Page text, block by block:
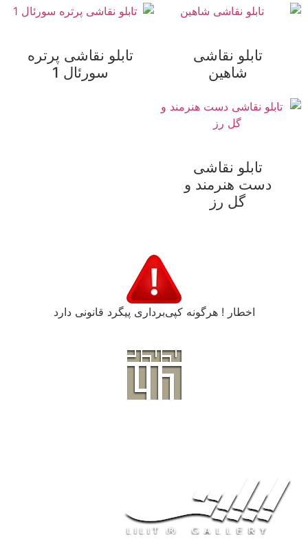
تابلو نقاشی
شاهین
تابلو نقاشی پرتره
سورئال 1
تابلو نقاشی
دست هنرمند و
گل رز
اخطار ! هرگونه کپی‌برداری پیگرد قانونی دارد